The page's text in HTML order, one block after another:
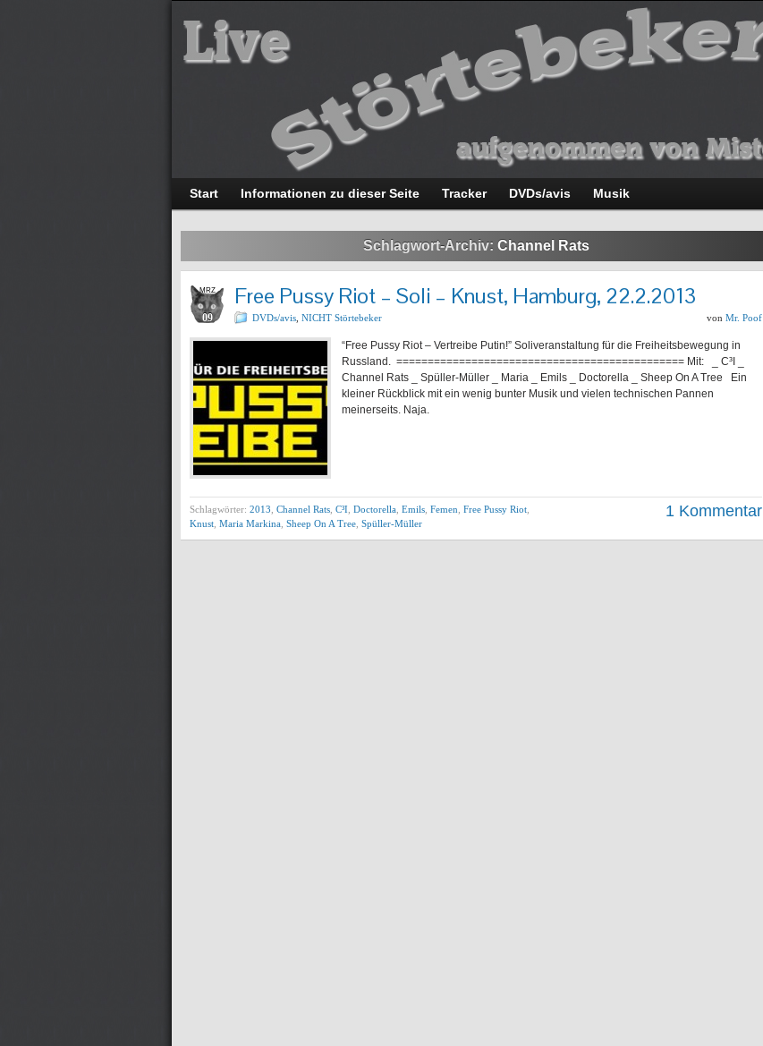
Start Informationen zu dieser Seite Tracker DVDs/avis Musik
Schlagwort-Archiv: Channel Rats
MRZ
09
Free Pussy Riot – Soli – Knust, Hamburg, 22.2.2013
DVDs/avis NICHT Störtebeker von Mr. Poof
“Free Pussy Riot – Vertreibe Putin!” Soliveranstaltung für die Freiheitsbewegung in
Russland. ============================================== Mit: _ C³I _
Channel Rats _ Spüller-Müller _ Maria _ Emils _ Doctorella _ Sheep On A Tree Ein
kleiner Rückblick mit ein wenig bunter Musik und vielen technischen Pannen
meinerseits. Naja.
Schlagwörter: 2013 Channel Rats C³I Doctorella Emils Femen Free Pussy Riot
Knust Maria Markina Sheep On A Tree Spüller-Müller
1 Kommentar